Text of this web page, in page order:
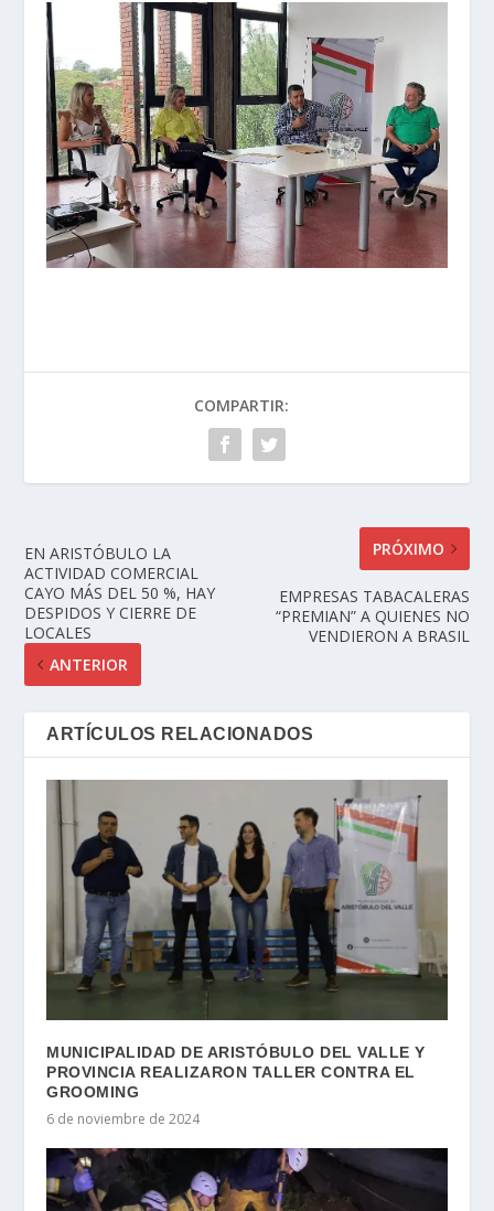
COMPARTIR:
EN ARISTÓBULO LA
ACTIVIDAD COMERCIAL
CAYO MÁS DEL 50 %, HAY
DESPIDOS Y CIERRE DE
LOCALES
ANTERIOR
PRÓXIMO
EMPRESAS TABACALERAS
“PREMIAN” A QUIENES NO
VENDIERON A BRASIL
ARTÍCULOS RELACIONADOS
MUNICIPALIDAD DE ARISTÓBULO DEL VALLE Y
PROVINCIA REALIZARON TALLER CONTRA EL
GROOMING
6 de noviembre de 2024